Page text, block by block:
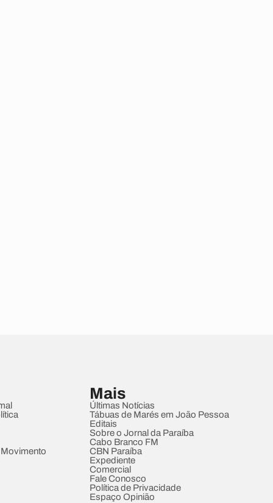
Mais
Últimas Notícias
Tábuas de Marés em João Pessoa
Editais
Sobre o Jornal da Paraíba
Cabo Branco FM
CBN Paraíba
Expediente
Comercial
Fale Conosco
Política de Privacidade
Espaço Opinião